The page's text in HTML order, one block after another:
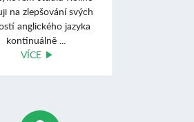
na zlepšování svých
anglického jazyka
kontinuálně ...
VÍCE